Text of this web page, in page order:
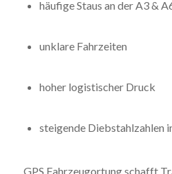
häufige Staus an der A3 &
unklare Fahrzeiten
hoher logistischer Druck
steigende Diebstahlzahlen
GPS Fahrzeugortung schafft